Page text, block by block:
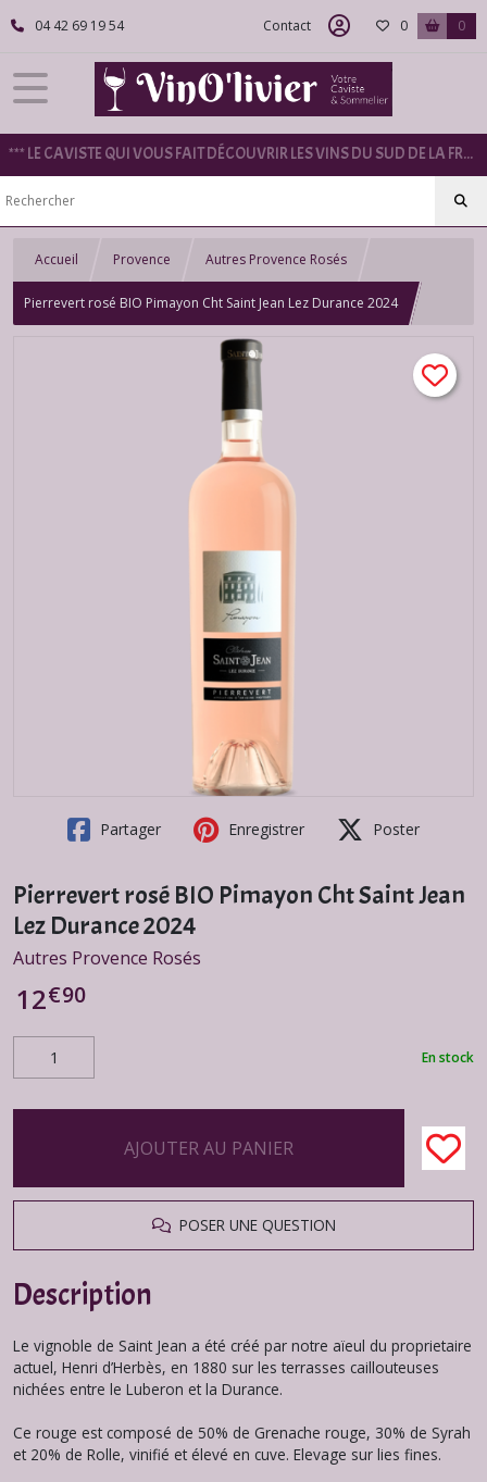
04 42 69 19 54 Contact 0 0
*** LE CAVISTE QUI VOUS FAIT DÉCOUVRIR LES VINS DU SUD DE LA FRANCE ***
Accueil Provence Autres Provence Rosés
Pierrevert rosé BIO Pimayon Cht Saint Jean Lez Durance 2024
Partager Enregistrer Poster
Pierrevert rosé BIO Pimayon Cht Saint Jean
Lez Durance 2024
Autres Provence Rosés
12€90
En stock
AJOUTER AU PANIER
POSER UNE QUESTION
Description
Le vignoble de Saint Jean a été créé par notre aïeul du proprietaire
actuel, Henri d’Herbès, en 1880 sur les terrasses caillouteuses
nichées entre le Luberon et la Durance.
Ce rouge est composé de 50% de Grenache rouge, 30% de Syrah
et 20% de Rolle, vinifié et élevé en cuve. Elevage sur lies fines.